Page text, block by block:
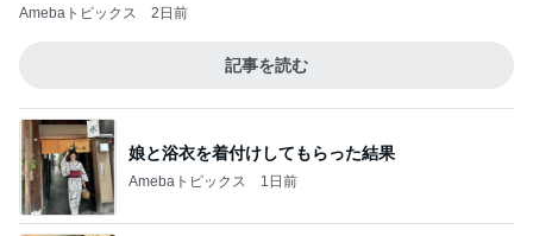
Amebaトピックス 2日前
記事を読む
娘と浴衣を着付けしてもらった結果
Amebaトピックス 1日前